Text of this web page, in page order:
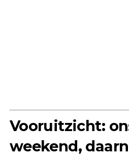
Vooruitzicht:
weekend,